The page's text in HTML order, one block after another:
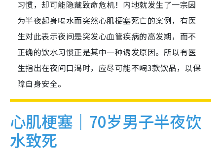
习惯，却可能隐藏致命危机！内地就发生了一宗因
为半夜起身喝水而突然心肌梗塞死亡的案例，有医
生对此表示夜间是突发心血管疾病的高发期，而不
正确的饮水习惯正是其中一种诱发原因。所以有医
生指出在夜间口渴时，应尽可能不喝3款饮品，以保
障自身安全。
心肌梗塞｜70岁男子半夜饮
水致死